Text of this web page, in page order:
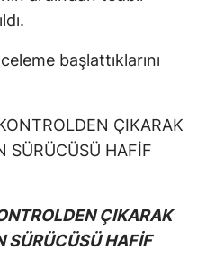
başlattıklarını
ÇIKARAK
SÜRÜCÜSÜ HAFİF